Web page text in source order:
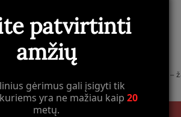
Cheer Cabin –
€
patvirtinti
amžių
gėrimus gali įsigyti tik
yra ne mažiau kaip20
metų.